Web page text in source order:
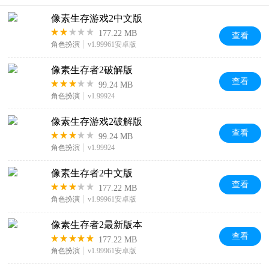
像素生存游戏2中文版
177.22 MB
角色扮演 v1.99961安卓版
查看
像素生存者2破解版
99.24 MB
角色扮演 v1.99924
查看
像素生存游戏2破解版
99.24 MB
角色扮演 v1.99924
查看
像素生存者2中文版
177.22 MB
角色扮演 v1.99961安卓版
查看
像素生存者2最新版本
177.22 MB
角色扮演 v1.99961安卓版
查看